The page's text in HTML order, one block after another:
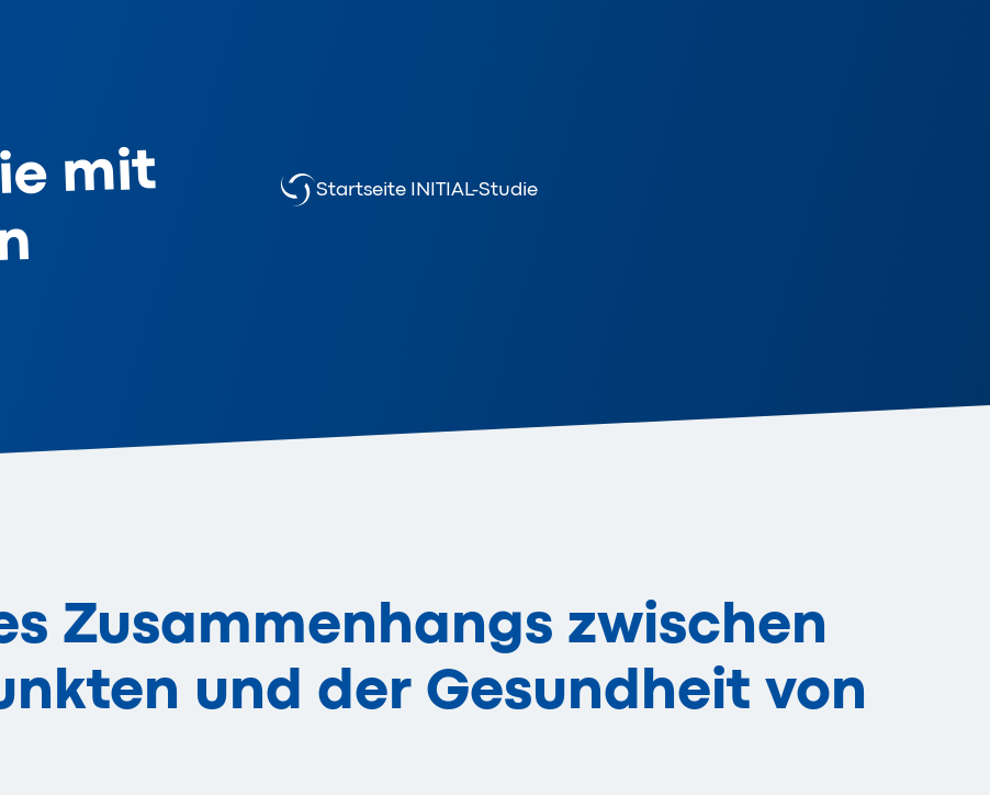
mit Startseite INITIAL-Studie
Zusammenhangs zwischen
und der Gesundheit von